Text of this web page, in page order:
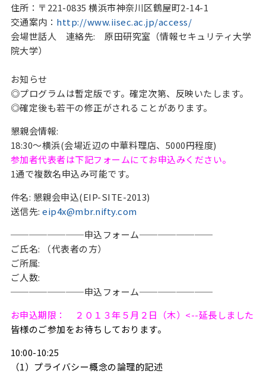
住所：〒221-0835 横浜市神奈川区鶴屋町2-14-1
交通案内： http://www.iisec.ac.jp/access/
会場世話人　連絡先:　原田研究室（情報セキュリティ大学
院大学）
お知らせ
◎プログラムは暫定版です。確定次第、反映いたします。
◎確定後も若干の修正がされることがあります。
懇親会情報:
18:30～横浜(会場近辺の中華料理店、5000円程度)
参加者代表者は下記フォームにてお申込みください。
1通で複数名申込み可能です。
件名: 懇親会申込(EIP-SITE-2013)
送信先:eip4x@mbr.nifty.com
────────申込フォーム────────
ご氏名: （代表者の方）
ご所属:
ご人数:
────────申込フォーム────────
お申込期限： ２０１３年５月２日（木）<--延長しました
皆様のご参加をお待ちしております。
10:00-10:25
（1）プライバシー概念の論理的記述